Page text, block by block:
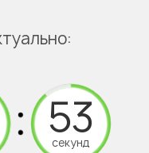
секунд